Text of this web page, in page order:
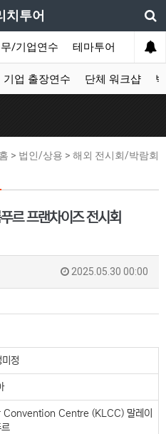
치투어
/기업연수 테마투어 데이투
기업 출장연수 단체 워크샵
홈 > 법인/상용 > 해외 전시회/박람회
르 프랜차이즈 전시회
2025.05.30 00:00
정
Centre (KLCC) 말레이